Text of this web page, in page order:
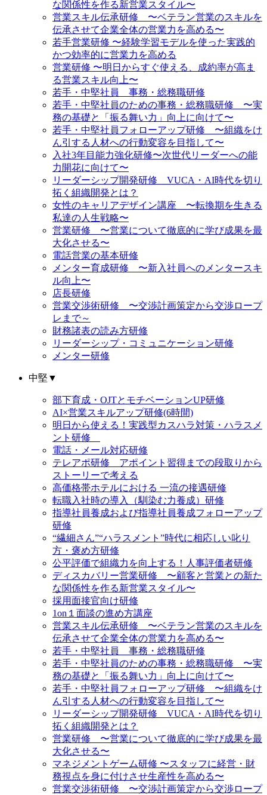
な関係性を作る新営業スタイル〜
営業スキル伝承研修 〜ベテラン営業のスキルを
伝承させて企業全体の営業力を高める〜
若手営業研修 〜経験学習モデルを使った実践的
かつ効率的に営業力を高める
営業研修 〜明日からすぐ使える、成約率が高ま
る営業スキル向上〜
若手・中堅社員 事務・総務職研修
若手・中堅社員のための事務・総務職研修 〜実
務の基礎と「振る舞い力」向上に向けて〜
若手・中堅社員フォローアップ研修 〜組織をけ
ん引する人材への行動変容を目指して〜
入社3年目能力強化研修〜次世代リーダーへの能
力開花に向けて〜
リーダーシップ開発研修 VUCA・AI時代を切り
拓く組織開発とは？
女性のキャリアデザイン講座 〜転換期を生きる
私達の人生戦略〜
営業研修 〜営業について徹底的に学び成果を最
大化させる〜
電話営業の基本研修
メンター育成研修 〜新入社員へのメンタースキ
ル向上〜
店長研修
営業交渉術研修 〜交渉計画策定から交渉ロープ
レまで～
財務諸表の読み方研修
リーダーシップ・コミュニケーション研修
メンター研修
中堅 ▼
部下育成・OJTとモチベーションUP研修
AI×営業スキルアップ研修(6時間)
明日から使える！実践型カスハラ対策・ハラスメ
ント研修
電話・メール対応研修
テレアポ研修 アポイント習得までの段取りから
ストーリーで考える
高価格帯ホテルにおける 一流の接遇研修
転職入社時の導入（馴染む力養成）研修
指導社員養成および指導社員養成フォローアップ
研修
“繊細さん”“ハラスメント”時代に相応しい叱り
方・褒め方研修
公平評価で組織力を向上する！人事評価者研修
ディスカバリー営業研修 〜顧客と営業との新た
な関係性を作る新営業スタイル〜
採用面接官向け研修
1on１面談の進め方講座
営業スキル伝承研修 〜ベテラン営業のスキルを
伝承させて企業全体の営業力を高める〜
若手・中堅社員 事務・総務職研修
若手・中堅社員のための事務・総務職研修 〜実
務の基礎と「振る舞い力」向上に向けて〜
若手・中堅社員フォローアップ研修 〜組織をけ
ん引する人材への行動変容を目指して〜
リーダーシップ開発研修 VUCA・AI時代を切り
拓く組織開発とは？
営業研修 〜営業について徹底的に学び成果を最
大化させる〜
マネジメントゲーム研修 〜スタッフに経営・財
務視点を身に付けさせ生産性を高める〜
営業交渉術研修 〜交渉計画策定から交渉ロープ